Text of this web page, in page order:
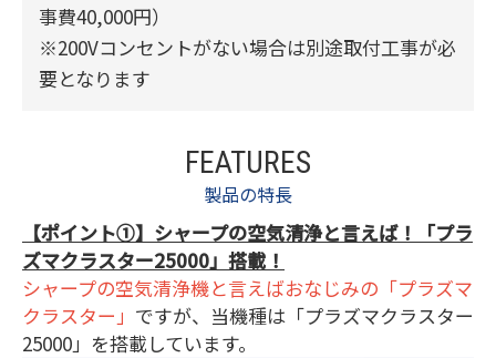
事費40,000円）
※200Vコンセントがない場合は別途取付工事が必
要となります
FEATURES
製品の特長
【ポイント①】シャープの空気清浄と言えば！「プラ
ズマクラスター25000」搭載！
シャープの空気清浄機と言えばおなじみの「プラズマ
クラスター」 ですが、当機種は「プラズマクラスター
25000」を搭載しています。